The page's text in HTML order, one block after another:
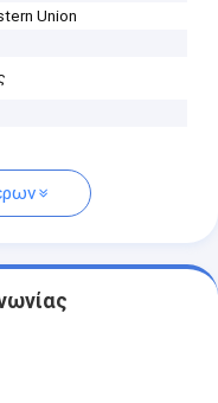
Union